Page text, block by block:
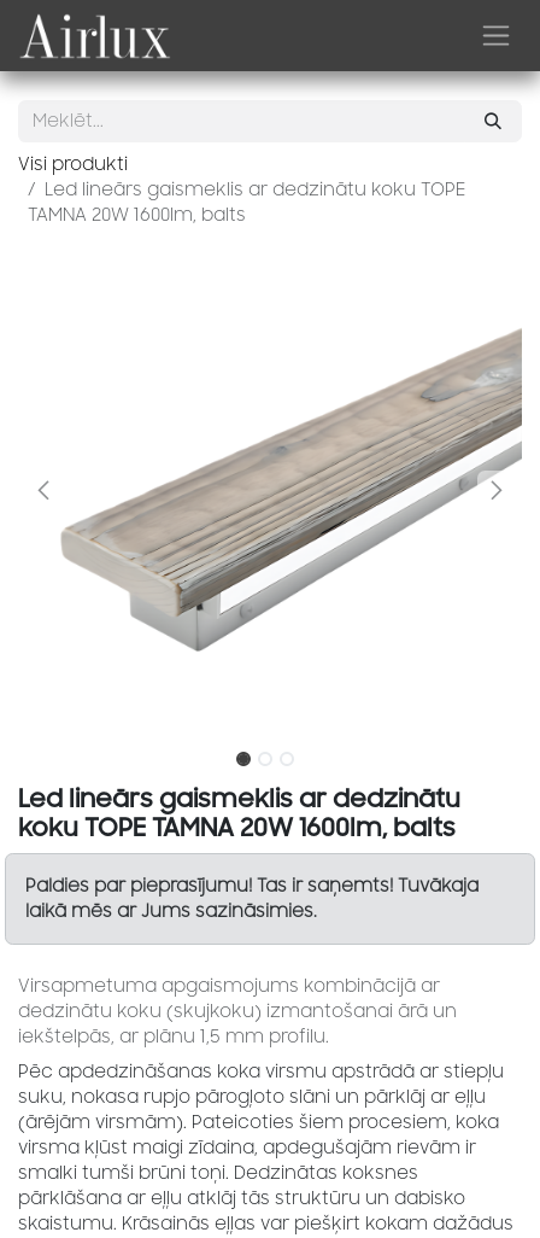
Skip to Content
Visi produkti
Led lineārs gaismeklis ar dedzinātu koku TOPE
TAMNA 20W 1600lm, balts
Led lineārs gaismeklis ar dedzinātu
koku TOPE TAMNA 20W 1600lm, balts
Paldies par pieprasījumu! Tas ir saņemts! Tuvākaja
laikā mēs ar Jums sazināsimies.
Virsapmetuma apgaismojums kombinācijā ar
dedzinātu koku (skujkoku) izmantošanai ārā un
iekštelpās, ar plānu 1,5 mm profilu.
Pēc apdedzināšanas koka virsmu apstrādā ar stiepļu
suku, nokasa rupjo pārogļoto slāni un pārklāj ar eļļu
(ārējām virsmām). Pateicoties šiem procesiem, koka
virsma kļūst maigi zīdaina, apdegušajām rievām ir
smalki tumši brūni toņi. Dedzinātas koksnes
pārklāšana ar eļļu atklāj tās struktūru un dabisko
skaistumu. Krāsainās eļļas var piešķirt kokam dažādus